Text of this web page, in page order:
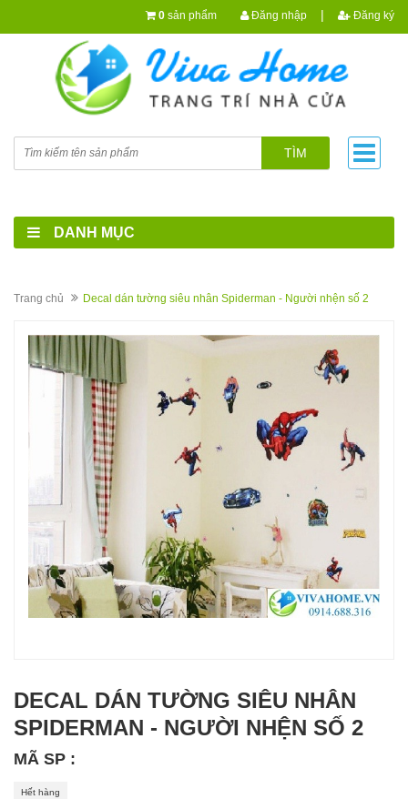
0 sản phẩm Đăng nhập | Đăng ký
TÌM
DANH MỤC
Trang chủ Decal dán tường siêu nhân Spiderman - Người nhện số 2
DECAL DÁN TƯỜNG SIÊU NHÂN
SPIDERMAN - NGƯỜI NHỆN SỐ 2
MÃ SP :
Hết hàng